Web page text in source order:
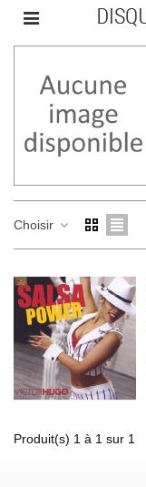
Choisir
Produit(s) 1 à 1 sur 1